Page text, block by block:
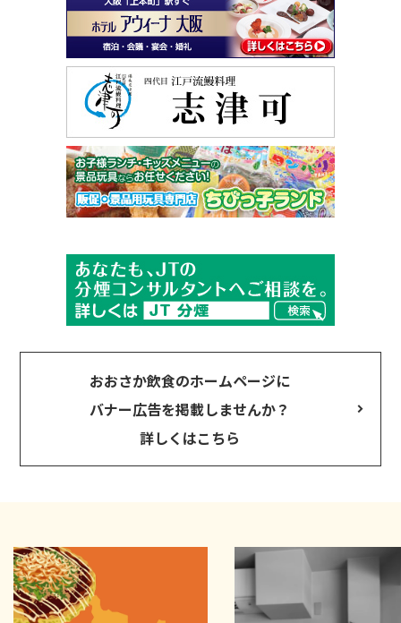
おおさか飲食のホームページに
バナー広告を掲載しませんか？
詳しくはこちら